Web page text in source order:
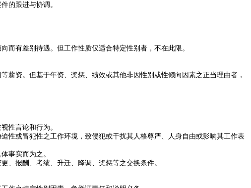
的跟进与协调。
而有差别待遇。但工作性质仅适合特定性别者，不在此限。
资。但基于年资、奖惩、绩效或其他非因性别或性倾向因素之正当理由者，
性言论和行为。
性或冒犯性之工作环境，致侵犯或干扰其人格尊严、人身自由或影响其工作表
事实而为之。
、报酬、考绩、升迁、降调、奖惩等之交换条件。